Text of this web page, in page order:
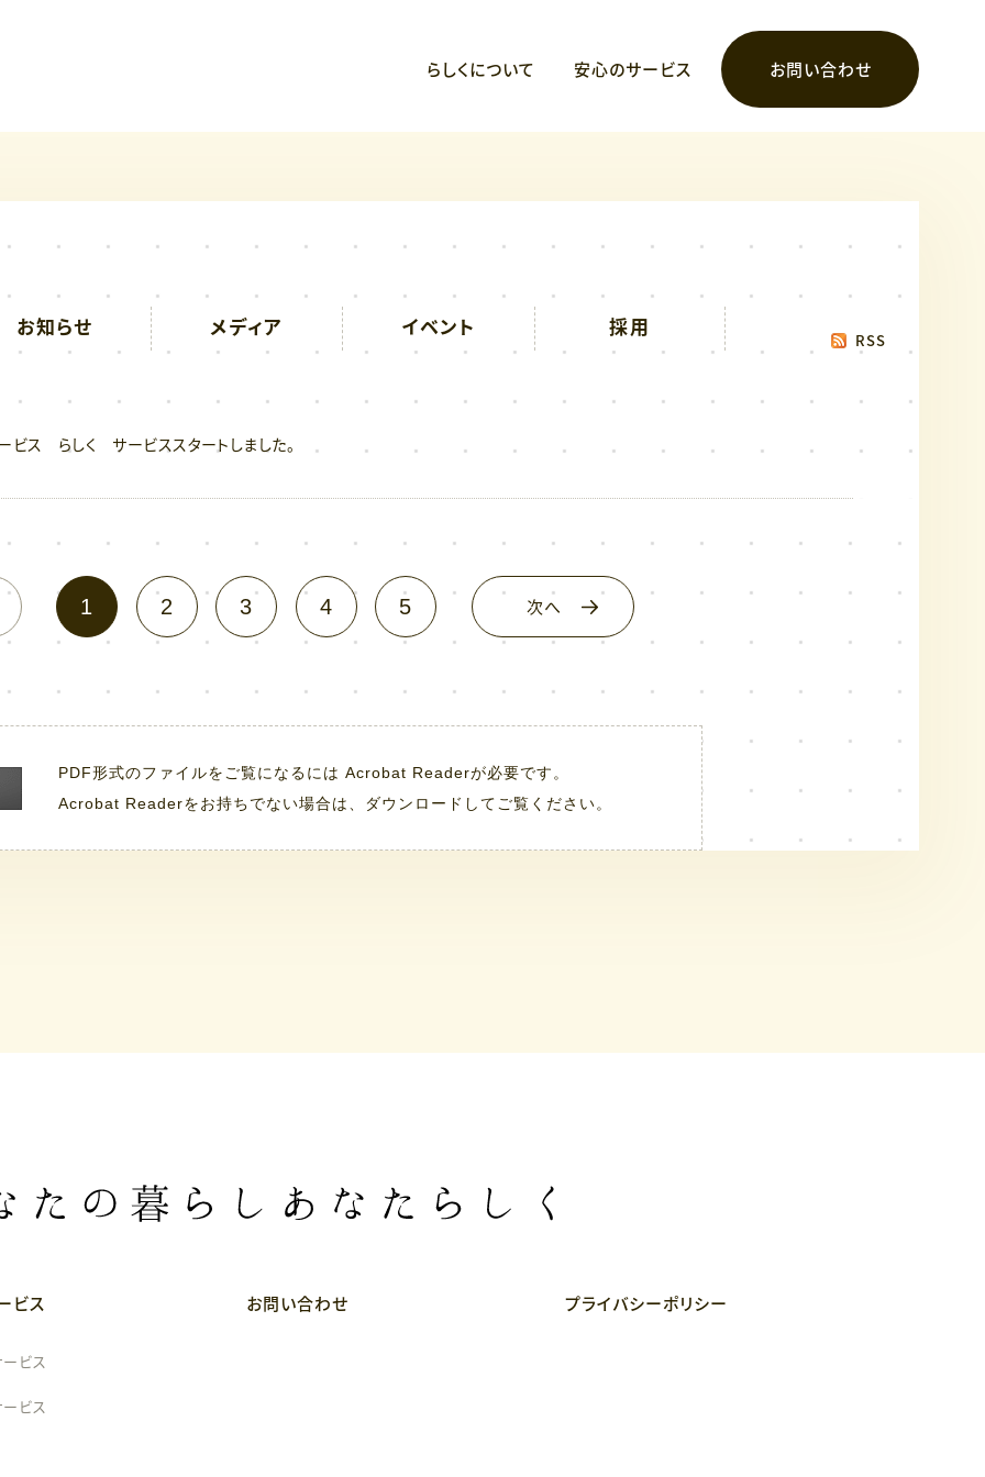
らしくについて 安心のサービス お問い合わせ
お知らせ メディア イベント 採用
RSS
ビス らしく サービススタートしました。
1 2 3 4 5 次へ
PDF形式のファイルをご覧になるには Acrobat Readerが必要です。
Acrobat Readerをお持ちでない場合は、ダウンロードしてご覧ください。
ビス
ビス
ビス
お問い合わせ プライバシーポリシー